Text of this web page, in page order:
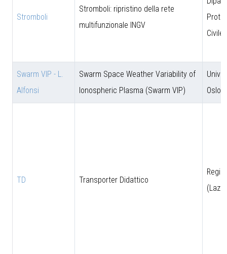
Stromboli
Stromboli: ripristino della rete
multifunzionale INGV
Civile
Swarm VIP - L.
Alfonsi
Swarm Space Weather Variability of
Ionospheric Plasma (Swarm VIP)
Oslo
TD Transporter Didattico